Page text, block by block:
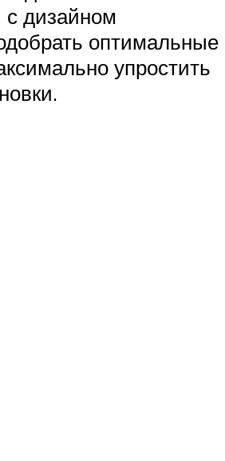
с дизайном
оптимальные
упростить